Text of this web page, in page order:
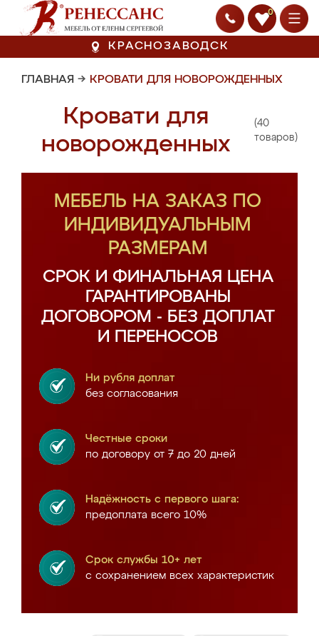
0
КРАСНОЗАВОДСК
ГЛАВНАЯ → КРОВАТИ ДЛЯ НОВОРОЖДЕННЫХ
Кровати для
новорожденных
(40
товаров)
МЕБЕЛЬ НА ЗАКАЗ ПО
ИНДИВИДУАЛЬНЫМ
РАЗМЕРАМ
СРОК И ФИНАЛЬНАЯ ЦЕНА
ГАРАНТИРОВАНЫ
ДОГОВОРОМ - БЕЗ ДОПЛАТ
И ПЕРЕНОСОВ
Ни рубля доплат
без согласования
Честные сроки
по договору от 7 до 20 дней
Надёжность с первого шага:
предоплата всего 10%
Срок службы 10+ лет
с сохранением всех характеристик